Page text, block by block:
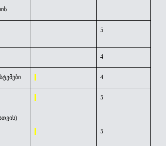
5
4
4
5
5